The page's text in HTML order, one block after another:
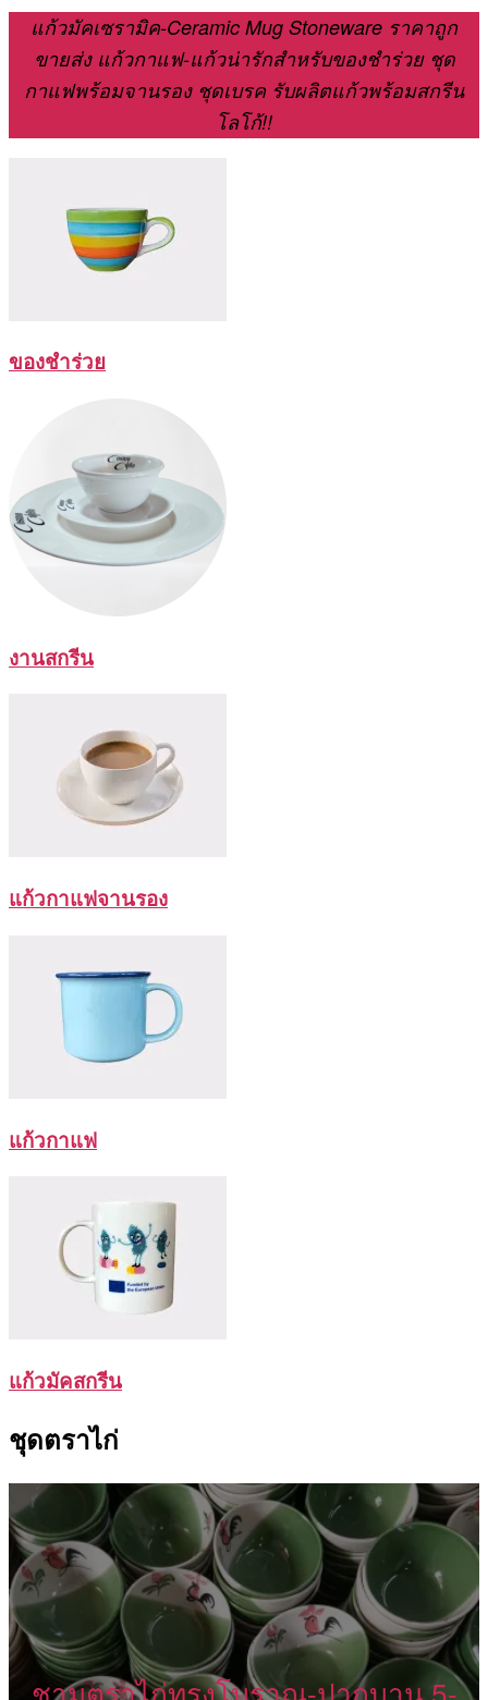
แก้วมัคเซรามิค-Ceramic Mug Stoneware ราคาถูก
ขายส่ง แก้วกาแฟ-แก้วน่ารักสำหรับของชำร่วย ชุด
กาแฟพร้อมจานรอง ชุดเบรค รับผลิตแก้วพร้อมสกรีน
โลโก้!!
ของชำร่วย
งานสกรีน
แก้วกาแฟจานรอง
แก้วกาแฟ
แก้วมัคสกรีน
ชุดตราไก่
ชามตราไก่ทรงโบราณ-ปากบาน 5-